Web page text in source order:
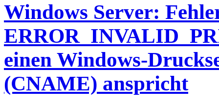
Windows Server:
einen Windows-
(CNAME) anspricht